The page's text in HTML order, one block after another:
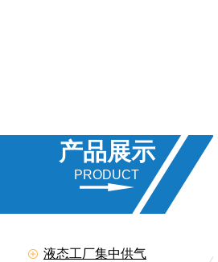
产品展示
PRODUCT
液态工厂集中供气